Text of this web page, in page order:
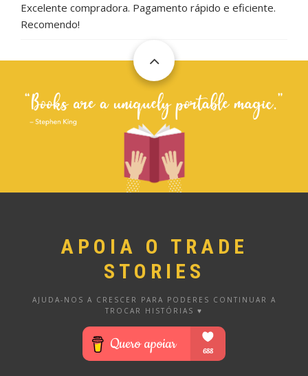
Excelente compradora. Pagamento rápido e eficiente.
Recomendo!
APOIA O TRADE
STORIES
AJUDA-NOS A CRESCER PARA PODERES CONTINUAR A
TROCAR HISTÓRIAS ♥